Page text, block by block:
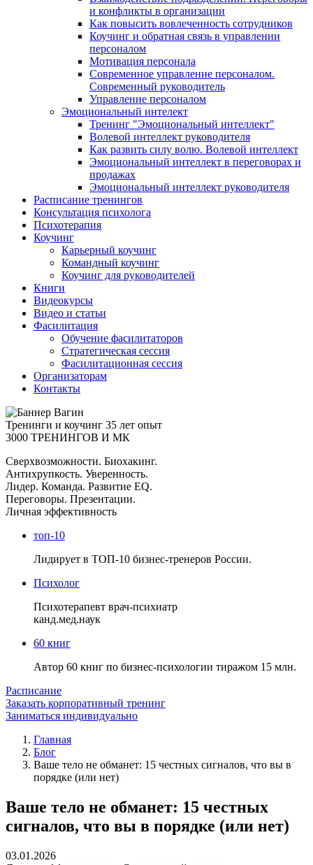
и конфликты в организации
Как повысить вовлеченность сотрудников
Коучинг и обратная связь в управлении
персоналом
Мотивация персонала
Современное управление персоналом.
Современный руководитель
Управление персоналом
Эмоциональный интелект
Тренинг "Эмоциональный интеллект"
Волевой интеллект руководителя
Как развить силу волю. Волевой интеллект
Эмоциональный интеллект в переговорах и
продажах
Эмоциональный интеллект руководителя
Расписание тренингов
Консультация психолога
Психотерапия
Коучинг
Карьерный коучинг
Командный коучинг
Коучинг для руководителей
Книги
Видеокурсы
Видео и статьи
Фасилитация
Обучение фасилитаторов
Стратегическая сессия
Фасилитационная сессия
Организаторам
Контакты
Тренинги и коучинг 35 лет опыт
3000 ТРЕНИНГОВ И МК
Сверхвозможности. Биохакинг.
Антихрупкость. Уверенность.
Лидер. Команда. Развитие EQ.
Переговоры. Презентации.
Личная эффективность
топ-10
Лидирует в ТОП-10 бизнес-тренеров России.
Психолог
Психотерапевт врач-психиатр
канд.мед.наук
60 книг
Автор 60 книг по бизнес-психологии тиражом 15 млн.
Расписание
Заказать корпоративный тренинг
Заниматься индивидуально
Главная
Блог
Ваше тело не обманет: 15 честных сигналов, что вы в
порядке (или нет)
Ваше тело не обманет: 15 честных
сигналов, что вы в порядке (или нет)
03.01.2026